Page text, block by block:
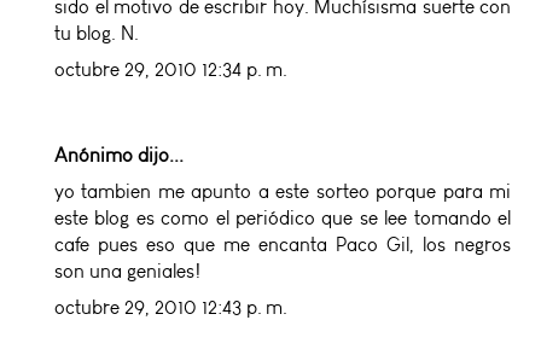
sido el motivo de escribir hoy. Muchísisma suerte con
tu blog. N.
octubre 29, 2010 12:34 p. m.
Anónimo dijo...
yo tambien me apunto a este sorteo porque para mi
este blog es como el periódico que se lee tomando el
cafe pues eso que me encanta Paco Gil, los negros
son una geniales!
octubre 29, 2010 12:43 p. m.